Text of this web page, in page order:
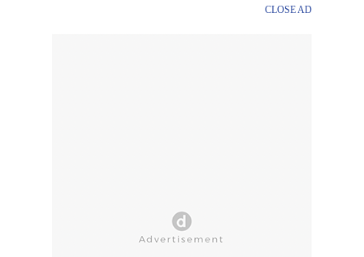
CLOSE AD